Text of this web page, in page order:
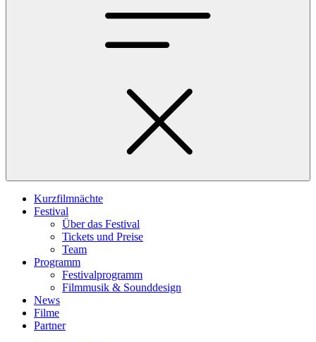
Kurzfilmnächte
Festival
Über das Festival
Tickets und Preise
Team
Programm
Festivalprogramm
Filmmusik & Sounddesign
News
Filme
Partner